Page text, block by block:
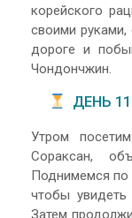
корейского
своими руками,
дороге и
Чондончжин.
ДЕНЬ
Утром
Сораксан,
Поднимемся по
чтобы увидеть
Затем